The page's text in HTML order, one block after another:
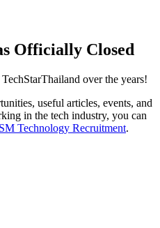
Officially Closed
over the years!
useful articles, events, and
in the tech industry, you can
Technology Recruitment.